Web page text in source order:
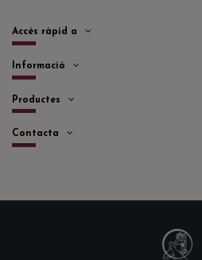
Accés ràpid a
Informació
Productes
Contacta